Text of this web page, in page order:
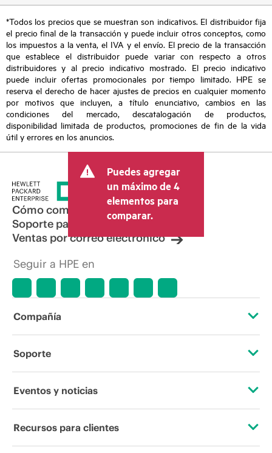
*Todos los precios que se muestran son indicativos. El distribuidor fija
el precio final de la transacción y puede incluir otros conceptos, como
los impuestos a la venta, el IVA y el envío. El precio de la transacción
que establece el distribuidor puede variar con respecto a otros
distribuidores y al precio indicativo mostrado. El precio indicativo
puede incluir ofertas promocionales por tiempo limitado. HPE se
reserva el derecho de hacer ajustes de precios en cualquier momento
por motivos que incluyen, a título enunciativo, cambios en las
condiciones del mercado, descatalogación de productos,
disponibilidad limitada de productos, promociones de fin de la vida
útil y errores en los anuncios.
Puedes agregar
un máximo de 4
elementos para
comparar.
Cómo comprar
Soporte para productos
Ventas por correo electrónico
Seguir a HPE en
Compañía
Acerca de HPE
Responsabilidad corporativa
Soporte
Servicios de soporte operativo
Eventos y noticias
Eventos
Recursos para clientes